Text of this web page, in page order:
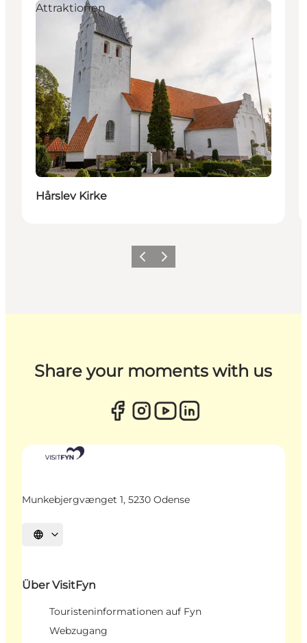
Attraktionen
Hårslev Kirke
ZurückWeiter
Share your moments with us
Munkebjergvænget 1, 5230 Odense
Sprache auswählen
Über VisitFyn
Touristeninformationen auf Fyn
Webzugang